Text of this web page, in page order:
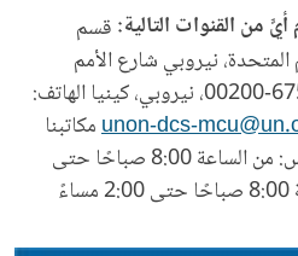
من القنوات التالية: قسم
نيروبي شارع الأمم
المتحدة، جيغيري ص.ب. 67578-00200، نيروبي، كينيا الهاتف:
unon-dcs-مكاتبنا
مفتوحة من الإثنين إلى الخميس: من الساعة 8:00 صباحًا حتى